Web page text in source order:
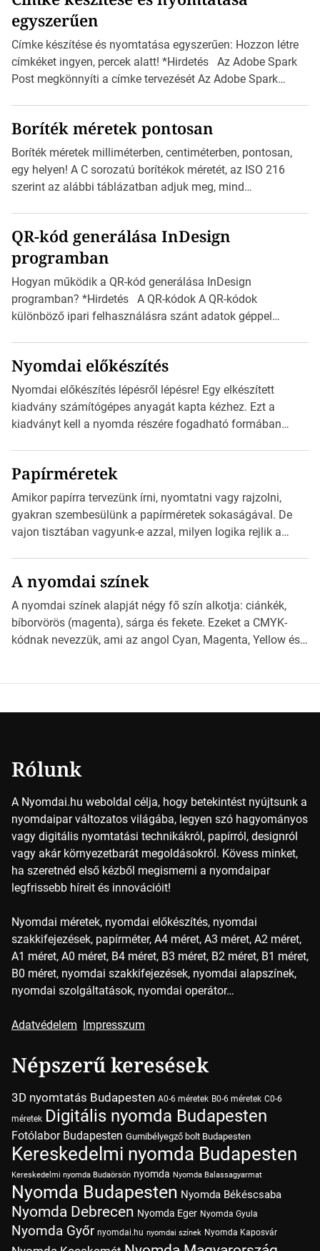
egyszerűen
Címke készítése és nyomtatása egyszerűen: Hozzon létre
címkéket ingyen, percek alatt! *Hirdetés Az Adobe Spark
Post megkönnyíti a címke tervezését Az Adobe Spark
igazán foroghatnak a kreatív fogaskerekek, miközben
zajlik a saját címke készítése. Hogyan készítsünk címkét?
Válasszon méretet és alakot: Válassza ki a kívánt címke
méretét. Akár néhány […]
Boríték méretek pontosan
Boríték méretek milliméterben, centiméterben, pontosan,
egy helyen! A C sorozatú borítékok méretét, az ISO 216
szerint az alábbi táblázatban adjuk meg, mind
mutatja az A4-es papírlaphoz viszonyítva. Az amerikai és
észak-amerikai boríték méretére az ISO 216 nem
vonatkozik. Boríték méretének táblázata C0-tól […]
QR-kód generálása InDesign
programban
Hogyan működik a QR-kód generálása InDesign
programban? *Hirdetés A QR-kódok A QR-kódok
különböző ipari felhasználásra szánt adatok géppel
okostelefonjára telepíthet egy QR-kód-leolvasó
alkalmazást, ami leolvasni és dekódolni képes az URL-
információt és átirányítja a telefon böngészőjét a cég
weblapjára. A QR-kód beolvasása után a felhasználó
Nyomdai előkészítés
Nyomdai előkészítés lépésről lépésre! Egy elkészített
kiadvány számítógépes anyagát kapta kézhez. Ezt a
kiadványt kell a nyomda részére fogadható formában
Illustratorban készült vektorgrafika. *Hirdetés Minden
esetben konzultáljunk a nyomdával, mielőtt elkezdjük a
nyomdai előkészítést!Nehogy az elkészült munka után
derüljön ki, hogy valamit másképp kellett volna csinálni! […]
Papírméretek
Amikor papírra tervezünk írni, nyomtatni vagy rajzolni,
gyakran szembesülünk a papírméretek sokaságával. De
vajon tisztában vagyunk-e azzal, milyen logika rejlik a
*Hirdetés Ebben a cikkben a papírméretek izgalmas
világába kalauzolunk el téged, hogy jobban megértsd,
milyen szempontok alapján érdemes választanod a
jövőben. Bevezetés a papírméretek világába A […]
A nyomdai színek
A nyomdai színek alapját négy fő szín alkotja: ciánkék,
bíborvörös (magenta), sárga és fekete. Ezeket a CMYK-
kódnak nevezzük, ami az angol Cyan, Magenta, Yellow és
Rólunk
A Nyomdai.hu weboldal célja, hogy betekintést nyújtsunk a
nyomdaipar változatos világába, legyen szó hagyományos
vagy digitális nyomtatási technikákról, papírról, designról
vagy akár környezetbarát megoldásokról. Kövess minket,
ha szeretnéd első kézből megismerni a nyomdaipar
legfrissebb híreit és innovációit!
Nyomdai méretek, nyomdai előkészítés, nyomdai
szakkifejezések, papírméter, A4 méret, A3 méret, A2 méret,
A1 méret, A0 méret, B4 méret, B3 méret, B2 méret, B1 méret,
B0 méret, nyomdai szakkifejezések, nyomdai alapszínek,
nyomdai szolgáltatások, nyomdai operátor…
Adatvédelem Impresszum
Népszerű keresések
3D nyomtatás Budapesten A0-6 méretek B0-6 méretek C0-6
méretek Digitális nyomda Budapesten
Fotólabor Budapesten Gumibélyegző bolt Budapesten
Kereskedelmi nyomda Budapesten
Kereskedelmi nyomda Budaörsön nyomda Nyomda Balassagyarmat
Nyomda Budapesten Nyomda Békéscsaba
Nyomda Debrecen Nyomda Eger Nyomda Gyula
Nyomda Győr nyomdai.hu nyomdai színek Nyomda Kaposvár